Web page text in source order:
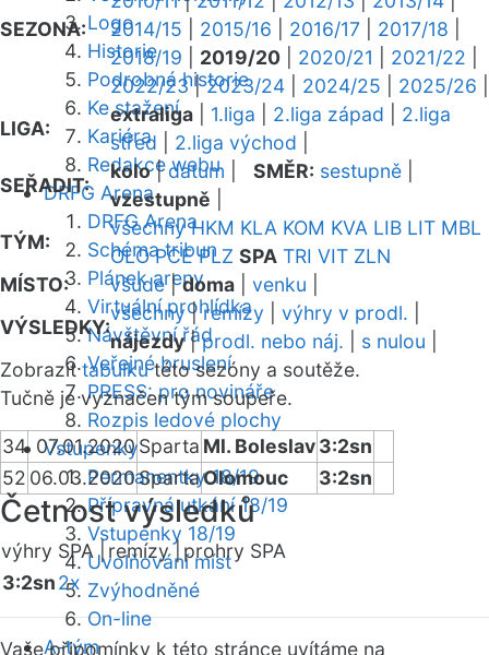
Logo
Historie
Podrobná historie
Ke stažení
Kariéra
Redakce webu
DRFG Arena
DRFG Arena
Schéma tribun
Plánek areny
Virtuální prohlídka
Návštěvní řád
Veřejné bruslení
PRESS: pro novináře
Rozpis ledové plochy
Vstupenky
Permanentky 18/19
Přípravná utkání 18/19
Vstupenky 18/19
Uvolňování míst
Zvýhodněné
On-line
A-tým
SEZONA:
2014/15
2015/16 2016/17 2017/18
2018/19
2019/20 2020/21 2021/22
2022/23|2023/24 2024/25 2025/26
LIGA:
extraliga 1.liga 2.liga západ
2.liga
střed
2.liga východ
SEŘADIT:
kolo|datum SMĚR: sestupně
vzestupně
TÝM:
všechny HKM KLA KOM KVA LIB LIT MBL
OLO PCE PLZ SPA TRI VIT ZLN
MÍSTO:
všude|doma venku
VÝSLEDKY:
všechny|remízy výhry v prodl.
nájezdy|prodl. nebo náj. s nulou
Zobrazittabulkutéto sezóny a soutěže.
Tučně je vyznačen tým soupeře.
34 07.01.2020Sparta Ml. Boleslav3:2sn
52 06.03.2020SpartaOlomouc 3:2sn
Četnost výsledků
výhry SPA | remízy | prohry SPA
3:2sn2x
Vaše připomínky k této stránce uvítáme na